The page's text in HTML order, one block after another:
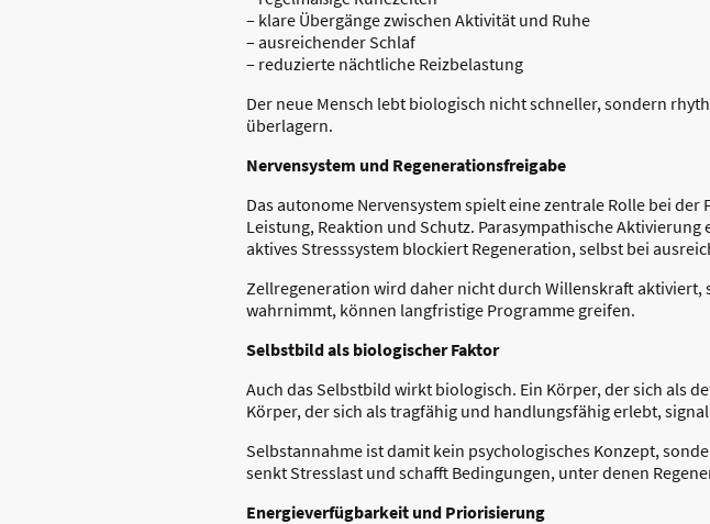
– klare Übergänge zwischen Aktivität und Ruhe
– ausreichender Schlaf
– reduzierte nächtliche Reizbelastung
Der neue Mensch lebt biologisch nicht schneller, sondern
überlagern.
Nervensystem und Regenerationsfreigabe
Das autonome Nervensystem spielt eine zentrale Rolle bei
Leistung, Reaktion und Schutz. Parasympathische
aktives Stresssystem blockiert Regeneration, selbst bei
Zellregeneration wird daher nicht durch Willenskraft aktiviert,
wahrnimmt, können langfristige Programme greifen.
Selbstbild als biologischer Faktor
Auch das Selbstbild wirkt biologisch. Ein Körper, der sich als
Körper, der sich als tragfähig und handlungsfähig erlebt,
Selbstannahme ist damit kein psychologisches Konzept,
senkt Stresslast und schafft Bedingungen, unter denen
Energieverfügbarkeit und Priorisierung